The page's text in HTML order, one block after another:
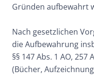
Gründen aufbewahrt
Nach gesetzlichen
die Aufbewahrung
§§ 147 Abs. 1 AO, 257
(Bücher,